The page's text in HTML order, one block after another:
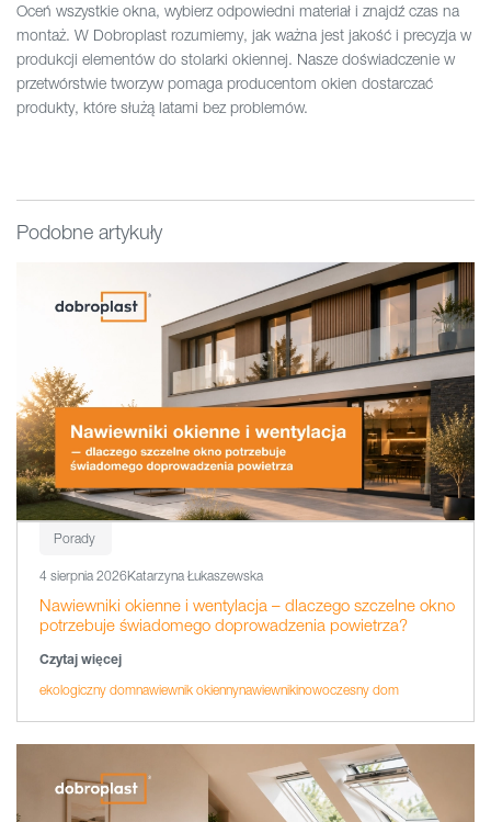
Oceń wszystkie okna, wybierz odpowiedni materiał i znajdź czas na
montaż. W Dobroplast rozumiemy, jak ważna jest jakość i precyzja w
produkcji elementów do stolarki okiennej. Nasze doświadczenie w
przetwórstwie tworzyw pomaga producentom okien dostarczać
produkty, które służą latami bez problemów.
Podobne artykuły
Porady
4 sierpnia 2026Katarzyna Łukaszewska
Nawiewniki okienne i wentylacja – dlaczego szczelne okno
potrzebuje świadomego doprowadzenia powietrza?
Czytaj więcej
ekologiczny domnawiewnik okiennynawiewnikinowoczesny dom